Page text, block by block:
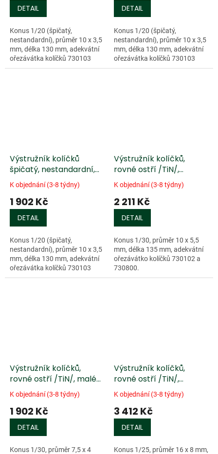
DETAIL
Konus 1/20 (špičatý,
nestandardní), průměr 10 x 3,5
mm, délka 130 mm, adekvátní
ořezávátka kolíčků 730103
nebo 730800.
DETAIL
Konus 1/20 (špičatý,
nestandardní), průměr 10 x 3,5
mm, délka 130 mm, adekvátní
ořezávátka kolíčků 730103
nebo 730800.
Výstružník kolíčků
špičatý, nestandardní,
spirálové ostří,
housle/viola
K objednání (3-8 týdny)
1 902 Kč
DETAIL
Konus 1/20 (špičatý,
nestandardní), průměr 10 x 3,5
mm, délka 130 mm, adekvátní
ořezávátka kolíčků 730103
nebo 730800.
Výstružník kolíčků,
rovné ostří /TiN/,
housle/viola
K objednání (3-8 týdny)
2 211 Kč
DETAIL
Konus 1/30, průměr 10 x 5,5
mm, délka 135 mm, adekvátní
ořezávátko kolíčků 730102 a
730800.
Výstružník kolíčků,
rovné ostří /TiN/, malé
housle
K objednání (3-8 týdny)
1 902 Kč
DETAIL
Konus 1/30, průměr 7,5 x 4
Výstružník kolíčků,
rovné ostří /TiN/,
violoncello
K objednání (3-8 týdny)
3 412 Kč
DETAIL
Konus 1/25, průměr 16 x 8 mm,